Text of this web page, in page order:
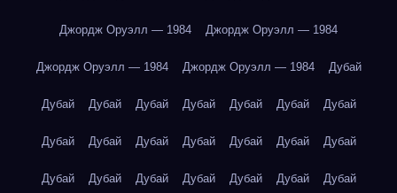
Джордж Оруэлл — 1984 Джордж Оруэлл — 1984
Джордж Оруэлл — 1984 Джордж Оруэлл — 1984 Дубай
Дубай Дубай Дубай Дубай Дубай Дубай Дубай
Дубай Дубай Дубай Дубай Дубай Дубай Дубай
Дубай Дубай Дубай Дубай Дубай Дубай Дубай